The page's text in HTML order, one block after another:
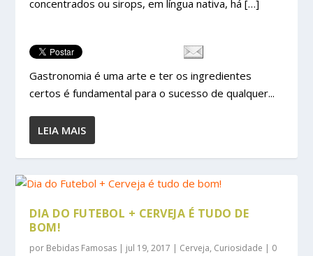
concentrados ou sirops, em língua nativa, há […]
Gastronomia é uma arte e ter os ingredientes
certos é fundamental para o sucesso de qualquer...
LEIA MAIS
DIA DO FUTEBOL + CERVEJA É TUDO DE
BOM!
por Bebidas Famosas | jul 19, 2017 | Cerveja, Curiosidade | 0